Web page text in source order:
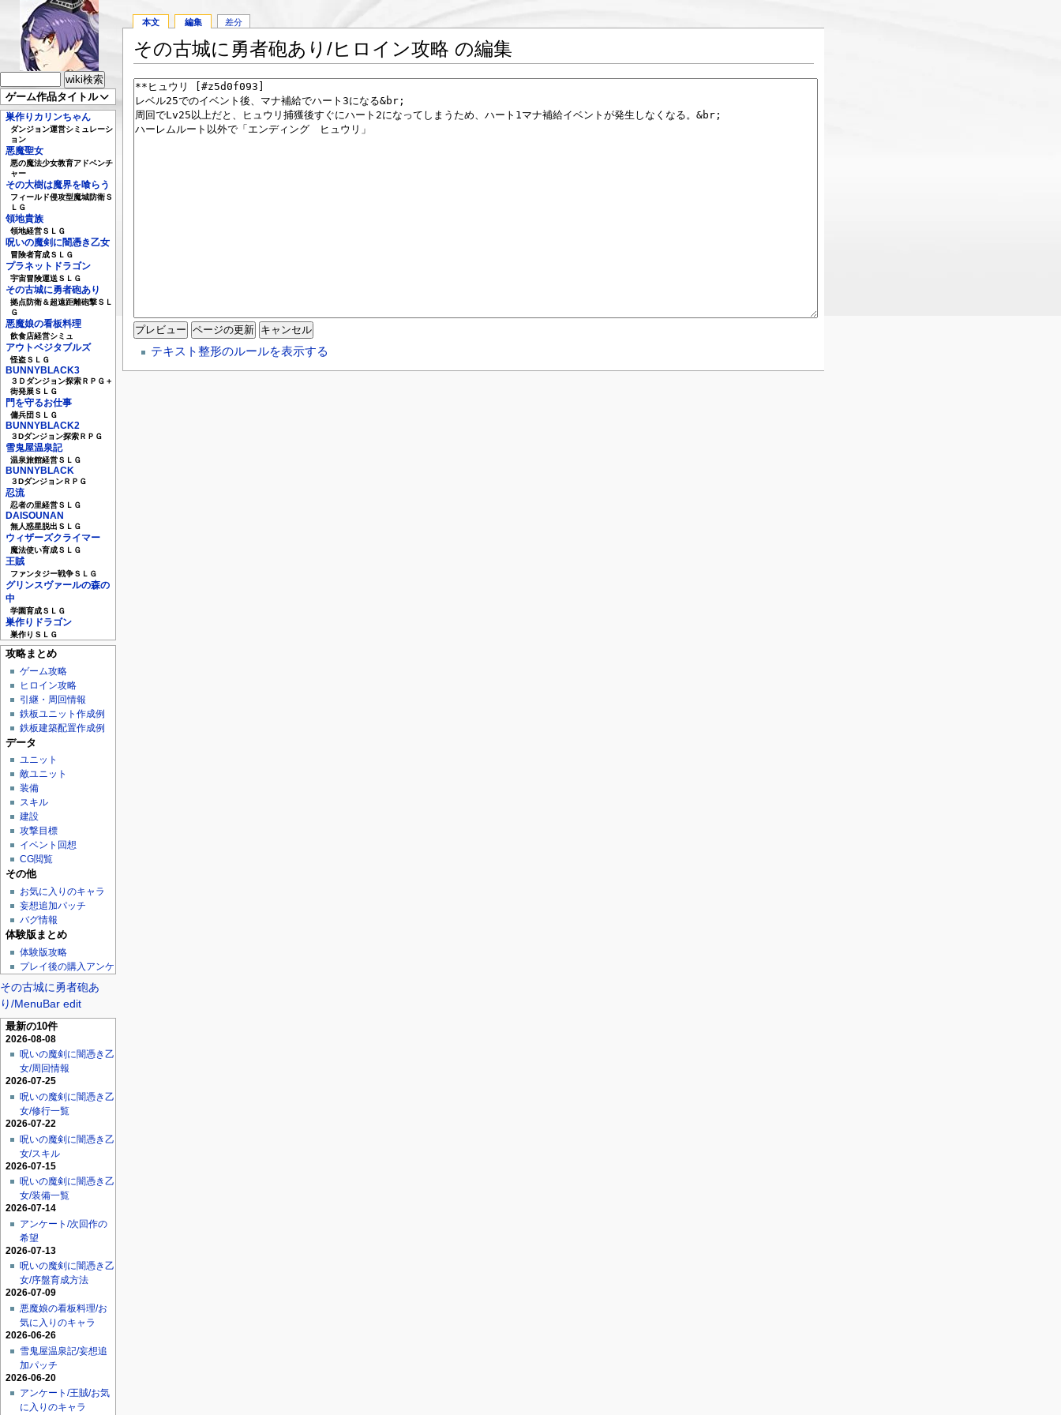
ゲーム作品タイトル
巣作りカリンちゃん
ダンジョン運営シミュレーシ
ョン
悪魔聖女
悪の魔法少女教育アドベンチ
ャー
その大樹は魔界を喰らう
フィールド侵攻型魔城防衛Ｓ
ＬＧ
領地貴族
領地経営ＳＬＧ
呪いの魔剣に闇憑き乙女
冒険者育成ＳＬＧ
プラネットドラゴン
宇宙冒険運送ＳＬＧ
その古城に勇者砲あり
拠点防衛＆超遠距離砲撃ＳＬ
Ｇ
悪魔娘の看板料理
飲食店経営シミュ
アウトベジタブルズ
怪盗ＳＬＧ
BUNNYBLACK3
３Ｄダンジョン探索ＲＰＧ＋
街発展ＳＬＧ
門を守るお仕事
傭兵団ＳＬＧ
BUNNYBLACK2
３Dダンジョン探索ＲＰＧ
雪鬼屋温泉記
温泉旅館経営ＳＬＧ
BUNNYBLACK
３DダンジョンＲＰＧ
忍流
忍者の里経営ＳＬＧ
DAISOUNAN
無人惑星脱出ＳＬＧ
ウィザーズクライマー
魔法使い育成ＳＬＧ
王賊
ファンタジー戦争ＳＬＧ
グリンスヴァールの森の
中
学園育成ＳＬＧ
巣作りドラゴン
巣作りＳＬＧ
攻略まとめ
ゲーム攻略
ヒロイン攻略
引継・周回情報
鉄板ユニット作成例
鉄板建築配置作成例
データ
ユニット
敵ユニット
装備
スキル
建設
攻撃目標
イベント回想
CG閲覧
その他
お気に入りのキャラ
妄想追加パッチ
バグ情報
体験版まとめ
体験版攻略
プレイ後の購入アンケ
その古城に勇者砲あ
り/MenuBar edit
最新の10件
2026-08-08
呪いの魔剣に闇憑き乙
女/周回情報
2026-07-25
呪いの魔剣に闇憑き乙
女/修行一覧
2026-07-22
呪いの魔剣に闇憑き乙
女/スキル
2026-07-15
呪いの魔剣に闇憑き乙
女/装備一覧
2026-07-14
アンケート/次回作の
希望
2026-07-13
呪いの魔剣に闇憑き乙
女/序盤育成方法
2026-07-09
悪魔娘の看板料理/お
気に入りのキャラ
2026-06-26
雪鬼屋温泉記/妄想追
加パッチ
2026-06-20
アンケート/王賊/お気
に入りのキャラ
本文 編集 差分
その古城に勇者砲あり/ヒロイン攻略 の編集
テキスト整形のルールを表示する